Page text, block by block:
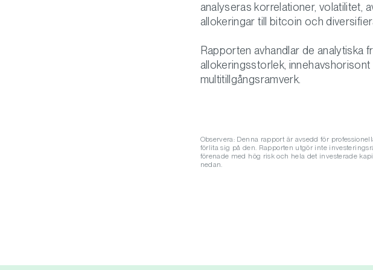
analyseras korrelationer, volatilitet,
allokeringar till bitcoin och
Rapporten avhandlar de analytiska
allokeringsstorlek,
multitillgångsramverk.
Observera: Denna rapport är avsedd för
förlita sig på den. Rapporten utgör inte
förenade med hög risk och hela det investerade
nedan.